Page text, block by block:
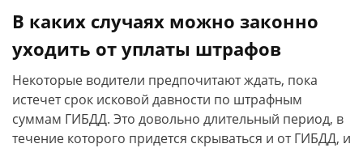
В каких случаях можно законно
уходить от уплаты штрафов
Некоторые водители предпочитают ждать, пока
истечет срок исковой давности по штрафным
суммам ГИБДД. Это довольно длительный период, в
течение которого придется скрываться и от ГИБДД, и